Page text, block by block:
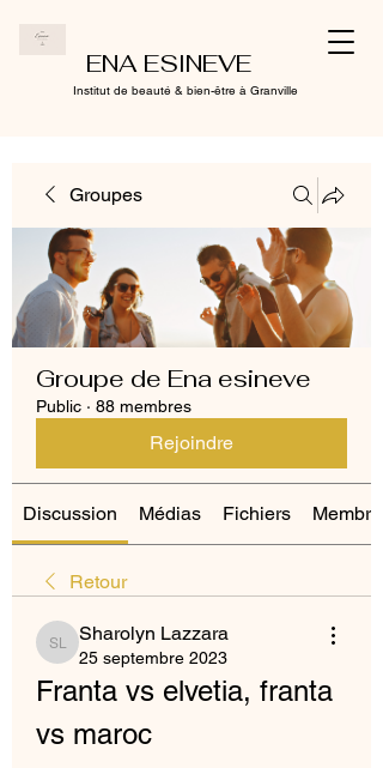
ENA ESINEVE
Institut de beauté & bien-être à Granville
Groupes
Groupe de Ena esineve
Public · 88 membres
Rejoindre
Discussion Médias Fichiers Membres
Retour
Sharolyn Lazzara
Sharolyn Lazzara
25 septembre 2023
Franta vs elvetia, franta
vs maroc